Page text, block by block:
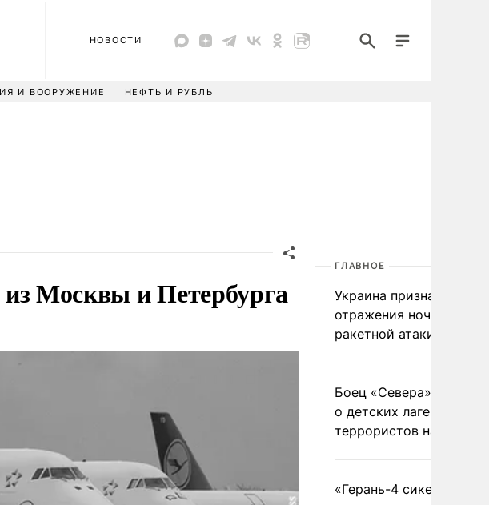
НОВОСТИ
И ВООРУЖЕНИЕ НЕФТЬ И РУБЛЬ
Москвы и Петербурга
ГЛАВНОЕ
Украина признала
отражения ночной
ракетной атаки
Боец «Севера»
о детских лагерях
террористов на
«Герань-4 сикер»